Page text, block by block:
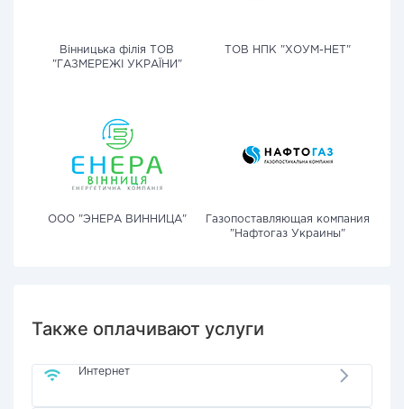
Вінницька філія ТОВ
"ГАЗМЕРЕЖІ УКРАЇНИ"
ТОВ НПК "ХОУМ-НЕТ"
ООО "ЭНЕРА ВИННИЦА"
Газопоставляющая компания
"Нафтогаз Украины"
Также оплачивают услуги
Интернет